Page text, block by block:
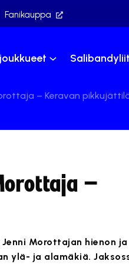
Fanikauppa
– Keravan
–
Morottajan hienon ja
ylä- ja alamäkiä.